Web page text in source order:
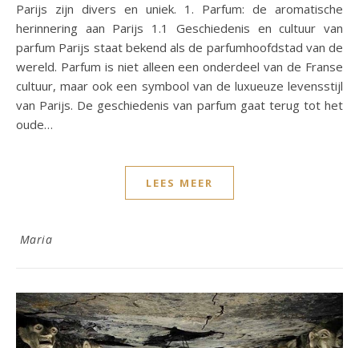
Parijs zijn divers en uniek. 1. Parfum: de aromatische
herinnering aan Parijs 1.1 Geschiedenis en cultuur van
parfum Parijs staat bekend als de parfumhoofdstad van de
wereld. Parfum is niet alleen een onderdeel van de Franse
cultuur, maar ook een symbool van de luxueuze levensstijl
van Parijs. De geschiedenis van parfum gaat terug tot het
oude…
LEES MEER
Maria